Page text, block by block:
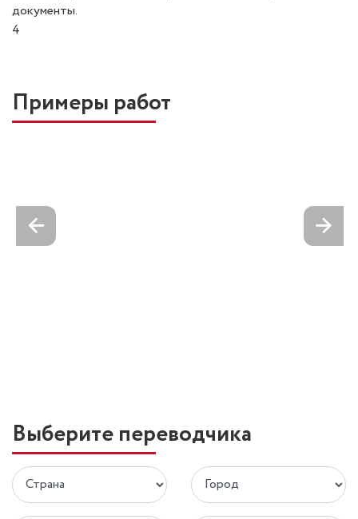
документы.
4
Примеры работ
Выберите переводчика